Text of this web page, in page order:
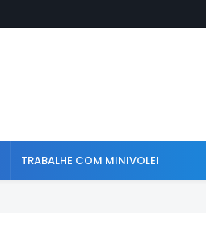
TRABALHE COM MINIVOLEI